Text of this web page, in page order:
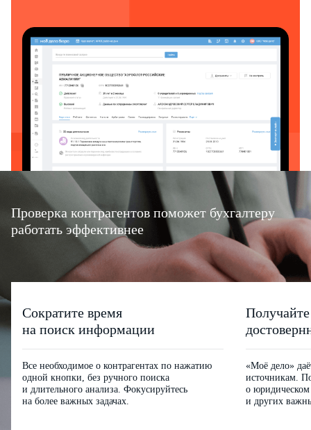
Проверка контрагентов поможет бухгалтеру
работать эффективнее
Сократите время
на поиск информации
Все необходимое о контрагентах по нажатию
одной кнопки, без ручного поиска
и длительного анализа. Фокусируйтесь
на более важных задачах.
«Моё дело»
источникам.
о юридическом
и других